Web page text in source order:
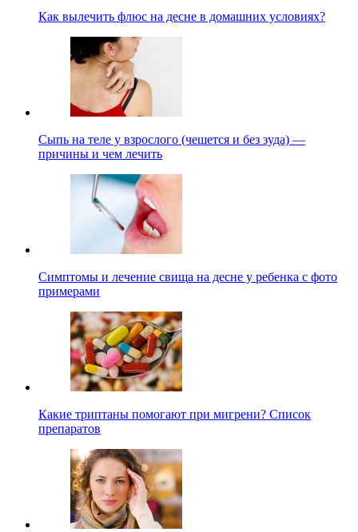
Как вылечить флюс на десне в домашних условиях?
Сыпь на теле у взрослого (чешется и без зуда) —
причины и чем лечить
Симптомы и лечение свища на десне у ребенка с фото
примерами
Какие триптаны помогают при мигрени? Список
препаратов